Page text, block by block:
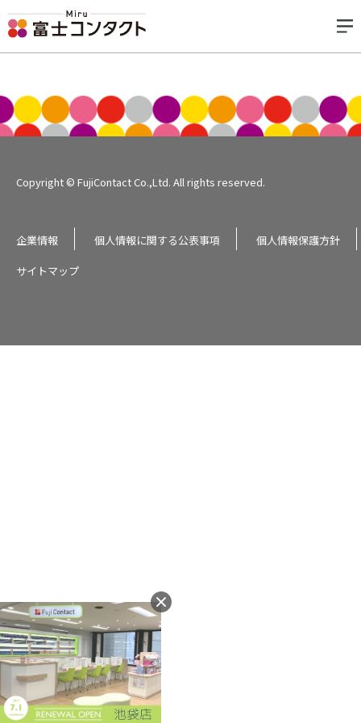
Copyright © FujiContact Co.,Ltd. All rights reserved.
企業情報 個人情報に関する公表事項
個人情報保護方針
サイトマップ